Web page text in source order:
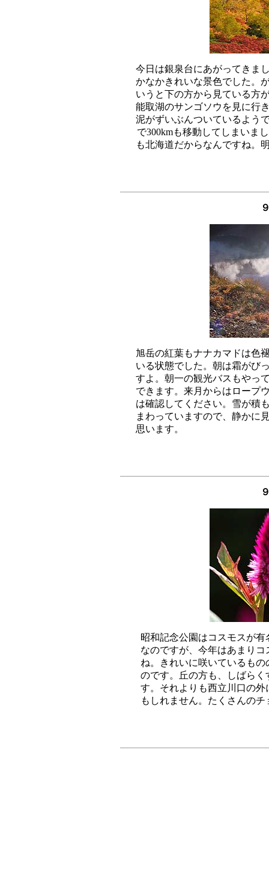
今日は銀泉台にあがってきま
かなかきれいな景色でした。
いうと下の方から見ている方
能取湖のサンゴソウを見に行
泥がずいぶんついているよう
で300kmも移動してしまいま
旭岳の紅葉もナナカマドは色
いる状態でした。朝は霜がび
すよ。朝一の観光バスもやっ
できます。来月からはロープ
は確認してください。雪が積
まわっていますので、静かに
昭和記念公園はコスモスが
なのですが、今年はあまり
ね。きれいに咲いているも
のです。丘の方も、しばら
す。それよりも西立川口の